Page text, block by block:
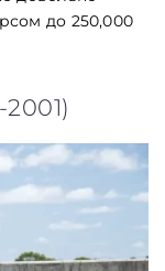
до 250,000